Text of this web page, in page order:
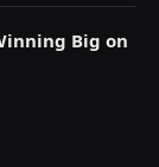
Big on